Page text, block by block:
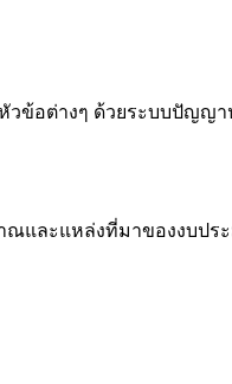
ข้อต่างๆ ด้วยระบบปัญ
และแหล่งที่มาของงบปร